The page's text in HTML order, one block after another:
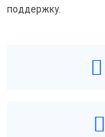
поддержку.